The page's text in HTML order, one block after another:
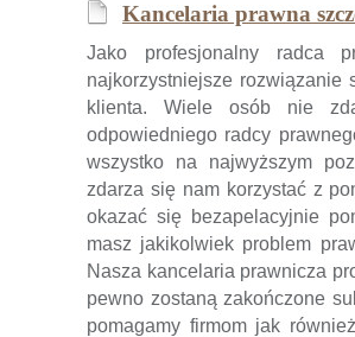
Kancelaria prawna
Jako profesjonalny radca
najkorzystniejsze rozwiązanie
klienta. Wiele osób nie
odpowiedniego radcy
wszystko na najwyższym
zdarza się nam korzystać z
okazać się bezapelacyjnie
masz jakikolwiek problem
Nasza kancelaria prawnicza
pewno zostaną zakończone
pomagamy firmom jak